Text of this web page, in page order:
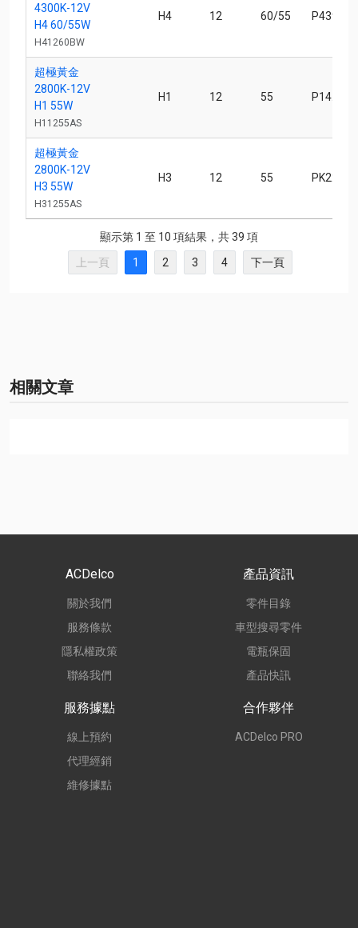
4300K-12V
H4 60/55W
H41260BW
H4 12 60/55 P43t-38
超極黃金
2800K-12V
H1 55W
H11255AS
H1 12 55 P14.5s
超極黃金
2800K-12V
H3 55W
H31255AS
H3 12 55 PK22s
顯示第 1 至 10 項結果，共 39 項
上一頁 1 2 3 4 下一頁
相關文章
ACDelco
關於我們
服務條款
隱私權政策
聯絡我們
產品資訊
零件目錄
車型搜尋零件
電瓶保固
產品快訊
服務據點
線上預約
代理經銷
維修據點
合作夥伴
ACDelco PRO